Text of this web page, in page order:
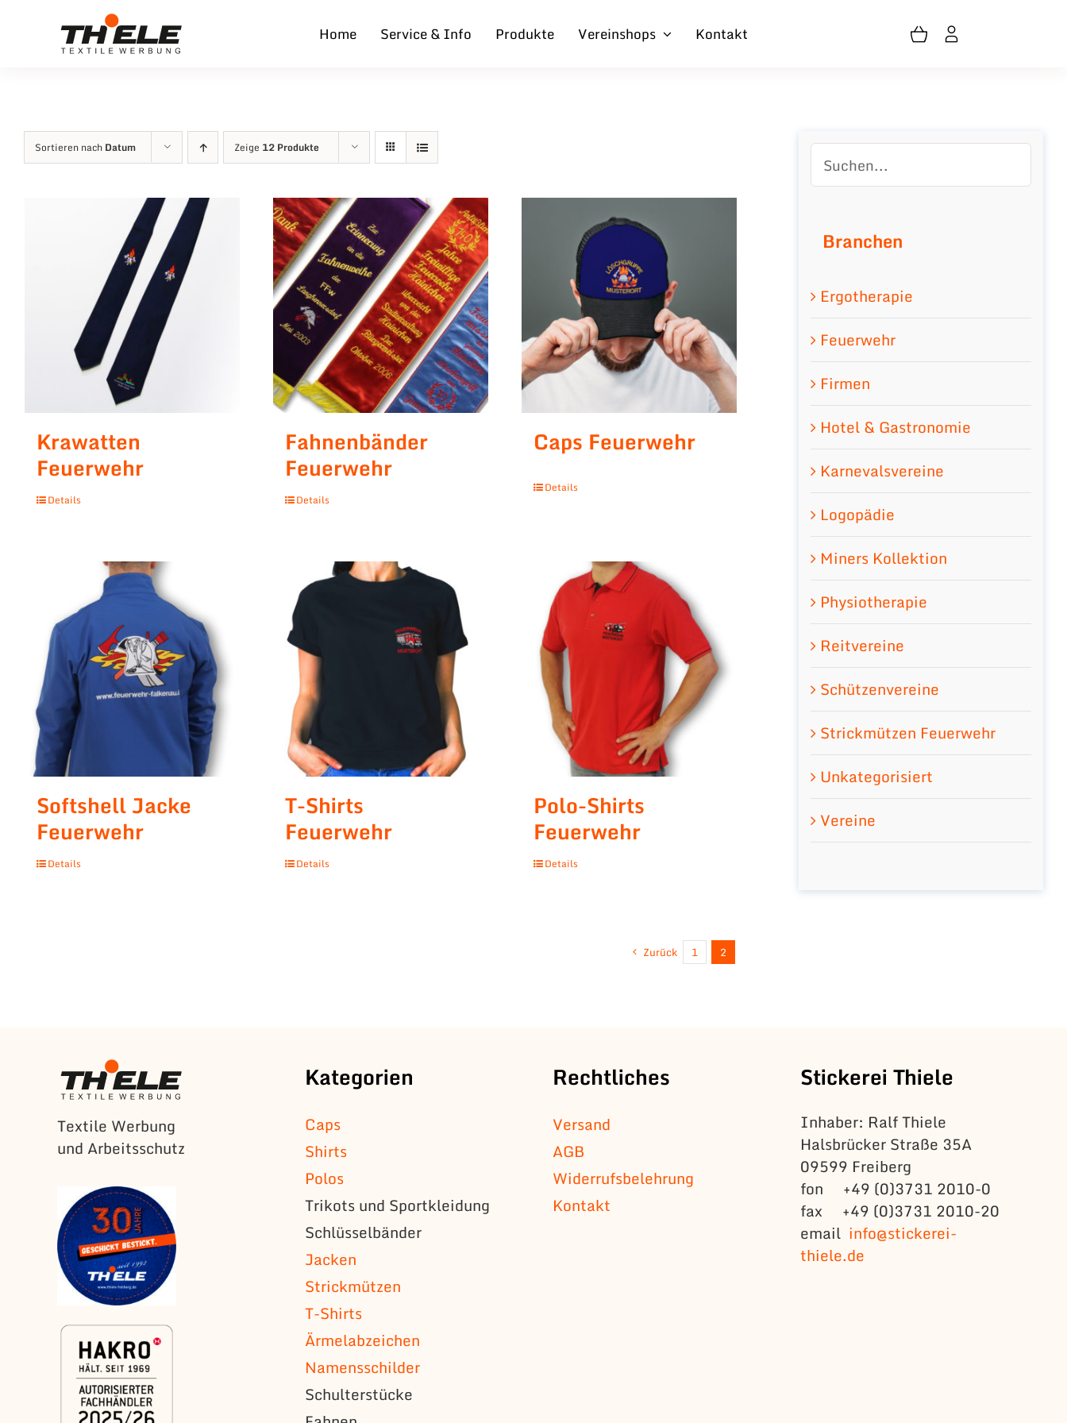
Home Service & Info Produkte Vereinshops Kontakt
Sortieren nach Datum Zeige 12 Produkte
Krawatten
Feuerwehr
Details
Fahnenbänder
Feuerwehr
Details
Caps Feuerwehr
Details
Softshell Jacke
Feuerwehr
Details
T-Shirts
Feuerwehr
Details
Polo-Shirts
Feuerwehr
Details
Zurück 1 2
Branchen
Ergotherapie
Feuerwehr
Firmen
Hotel & Gastronomie
Karnevalsvereine
Logopädie
Miners Kollektion
Physiotherapie
Reitvereine
Schützenvereine
Strickmützen Feuerwehr
Unkategorisiert
Vereine
Textile Werbung
und Arbeitsschutz
Kategorien
Caps
Shirts
Polos
Trikots und Sportkleidung
Schlüsselbänder
Jacken
Strickmützen
T-Shirts
Ärmelabzeichen
Namensschilder
Schulterstücke
Rechtliches
Versand
AGB
Widerrufsbelehrung
Kontakt
Stickerei Thiele
Inhaber: Ralf Thiele
Halsbrücker Straße 35A
09599 Freiberg
fon +49 (0)3731 2010-0
fax +49 (0)3731 2010-20
email info@stickerei-
thiele.de